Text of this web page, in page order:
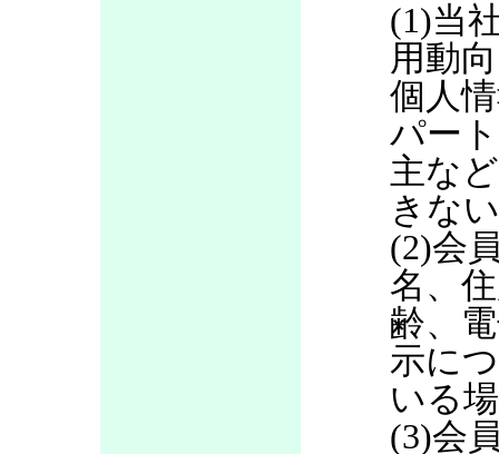
(1)当
用動
個人
パー
主な
きな
(2)会
名、
齢、
示に
いる
(3)会